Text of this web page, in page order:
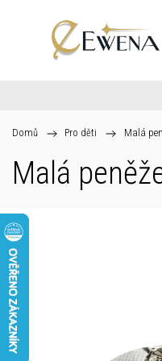
Domů / Pro děti / Malá
Malá